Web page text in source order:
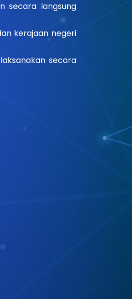
secara langsung
kerajaan negeri
secara